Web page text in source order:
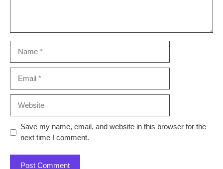
Save my name, email, and website in this browser for the
next time I comment.